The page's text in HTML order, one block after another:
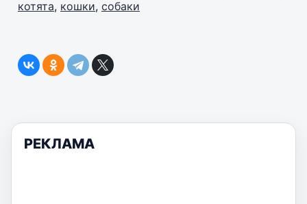
котята, кошки, собаки
РЕКЛАМА